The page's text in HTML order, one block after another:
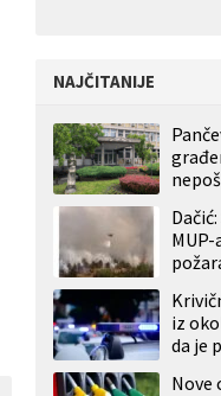
NAJČITANIJE
iz
da je
Nove